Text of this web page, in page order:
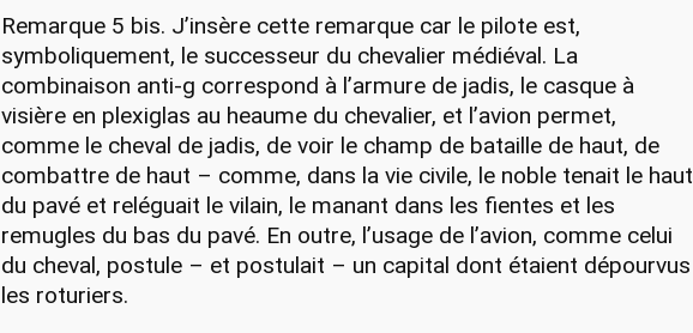
Remarque 5 bis. J’insère cette remarque car le pilote est,
symboliquement, le successeur du chevalier médiéval. La
combinaison anti-g correspond à l’armure de jadis, le casque à
visière en plexiglas au heaume du chevalier, et l’avion permet,
comme le cheval de jadis, de voir le champ de bataille de haut, de
combattre de haut – comme, dans la vie civile, le noble tenait le haut
du pavé et reléguait le vilain, le manant dans les fientes et les
remugles du bas du pavé. En outre, l’usage de l’avion, comme celui
du cheval, postule – et postulait – un capital dont étaient dépourvus
les roturiers.